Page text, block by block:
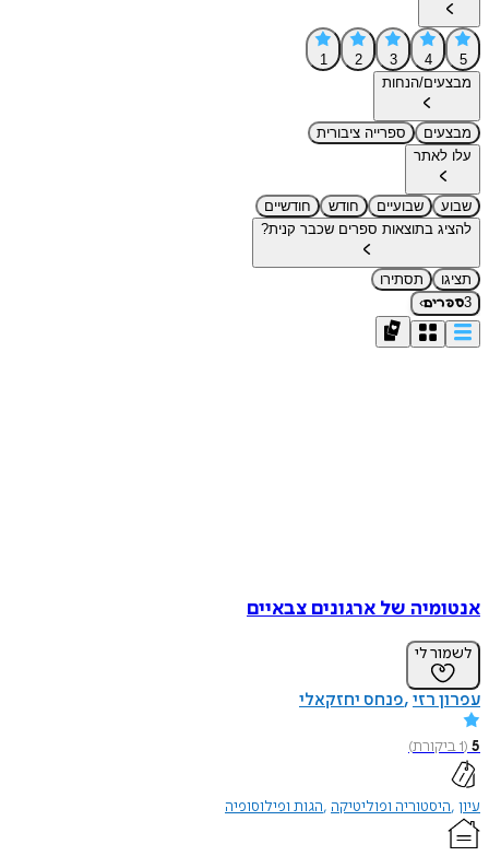
5
4
3
2
1
מבצעים/הנחות
מבצעים
ספרייה ציבורית
עלו לאתר
שבוע שבועיים חודש
חודשיים
להציג בתוצאות ספרים שכבר קנית?
תציגו
תסתירו
3ספרים›
אנטומיה של ארגונים צבאיים
לשמור לי
עפרון רזי פנחס יחזקאלי
5
(
1ביקורת)
עיון היסטוריה ופוליטיקה הגות ופילוסופיה